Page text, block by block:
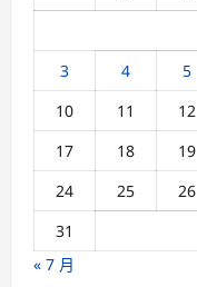
o
n
3
4 5
10
11 12
17
18 19
24
25 26
31
« 7 月